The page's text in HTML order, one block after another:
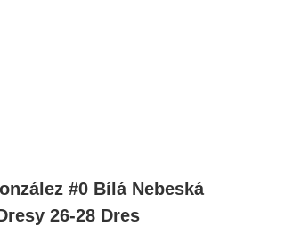
#0 Bílá Nebeská
26-28 Dres